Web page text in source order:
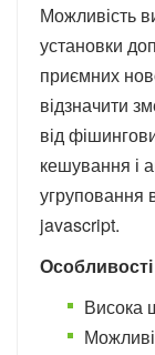
Можливість
установки
приємних
відзначити
від
кешування і
угруповання
javascript.
Висока